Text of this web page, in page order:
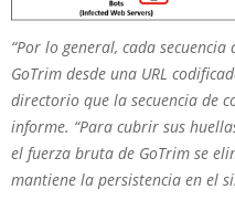
“Por lo general, cada
GoTrim desde una URL
directorio que la secuencia de
informe. “Para cubrir sus
el fuerza bruta de GoTrim se
mantiene la persistencia en el